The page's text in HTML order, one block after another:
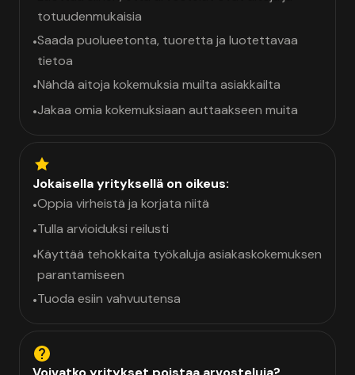
totuudenmukaisia
•Saada puolueetonta, tuoretta ja luotettavaa
tietoa
•Nähdä aitoja kokemuksia muilta asiakkailta
•Jakaa omia kokemuksiaan auttaakseen muita
Jokaisella yrityksellä on oikeus:
•Oppia virheistä ja korjata niitä
•Tulla arvioiduksi reilusti
•Käyttää tehokkaita työkaluja asiakaskokemuksen
parantamiseen
•Tuoda esiin vahvuutensa